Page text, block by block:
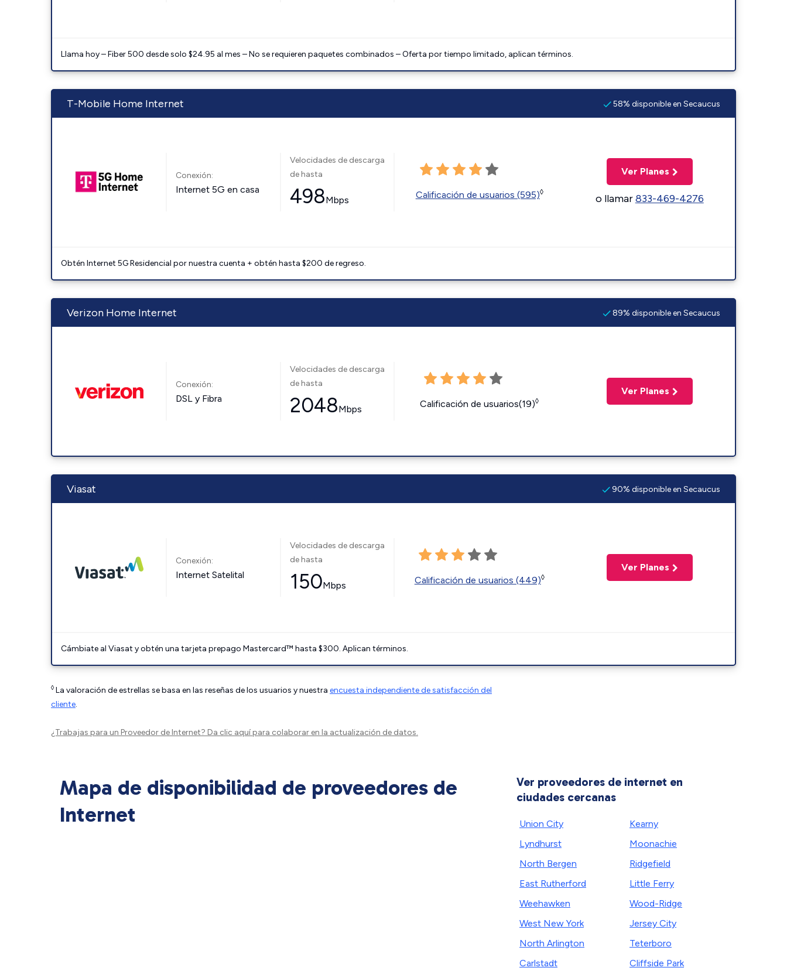
Llama hoy – Fiber 500 desde solo $24.95 al mes – No se requieren paquetes combinados – Oferta por tiempo limitado, aplican términos.
T-Mobile Home Internet 58% disponible en Secaucus
Conexión:
Internet 5G en casa
Velocidades de descarga
de hasta
498Mbps Calificación de usuarios (595)◊
Ver Planes
o llamar833-469-4276
Obtén Internet 5G Residencial por nuestra cuenta + obtén hasta $200 de regreso.
Verizon Home Internet 89% disponible en Secaucus
Conexión:
DSL y Fibra
Velocidades de descarga
de hasta
2048Mbps Calificación de usuarios(19)◊
Ver Planes
Viasat 90% disponible en Secaucus
Conexión:
Internet Satelital
Velocidades de descarga
de hasta
150Mbps Calificación de usuarios (449)◊
Ver Planes
Cámbiate al Viasat y obtén una tarjeta prepago Mastercard™ hasta $300. Aplican términos.
◊ La valoración de estrellas se basa en las reseñas de los usuarios y nuestra encuesta independiente de satisfacción del
cliente.
¿Trabajas para un Proveedor de Internet? Da clic aquípara colaborar en la actualización de datos.
Mapa de disponibilidad de proveedores de
Internet
Ver proveedores de internet en
ciudades cercanas
Union City
Lyndhurst
North Bergen
East Rutherford
Weehawken
West New York
North Arlington
Carlstadt
Kearny
Moonachie
Ridgefield
Little Ferry
Wood-Ridge
Jersey City
Teterboro
Cliffside Park